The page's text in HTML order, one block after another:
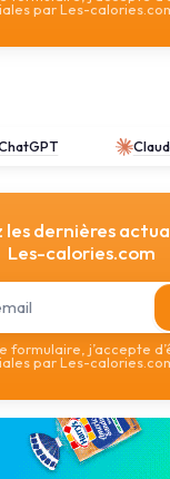
par Les-
les dernières
Les-calories.com
formulaire, j’accepte
par Les-